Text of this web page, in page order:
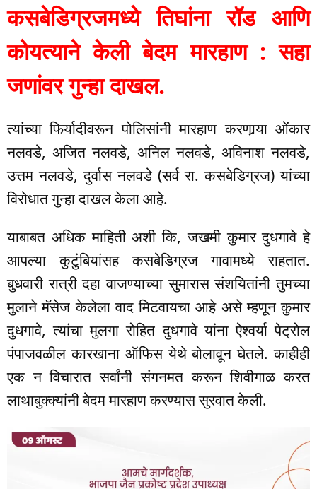
कसबेडिग्रजमध्ये तिघांना रॉड आणि
कोयत्याने केली बेदम मारहाण : सहा
जणांवर गुन्हा दाखल.
त्यांच्या फिर्यादीवरून पोलिसांनी मारहाण करणार्‍या ओंकार
नलवडे, अजित नलवडे, अनिल नलवडे, अविनाश नलवडे,
उत्तम नलवडे, दुर्वास नलवडे (सर्व रा. कसबेडिग्रज) यांच्या
विरोधात गुन्हा दाखल केला आहे.
याबाबत अधिक माहिती अशी कि, जखमी कुमार दुधगावे हे
आपल्या कुटुंबियांसह कसबेडिग्रज गावामध्ये राहतात.
बुधवारी रात्री दहा वाजण्याच्या सुमारास संशयितांनी तुमच्या
मुलाने मॅसेज केलेला वाद मिटवायचा आहे असे म्हणून कुमार
दुधगावे, त्यांचा मुलगा रोहित दुधगावे यांना ऐश्वर्या पेट्रोल
पंपाजवळील कारखाना ऑफिस येथे बोलावून घेतले. काहीही
एक न विचारात सर्वांनी संगनमत करून शिवीगाळ करत
लाथाबुक्क्यांनी बेदम मारहाण करण्यास सुरवात केली.